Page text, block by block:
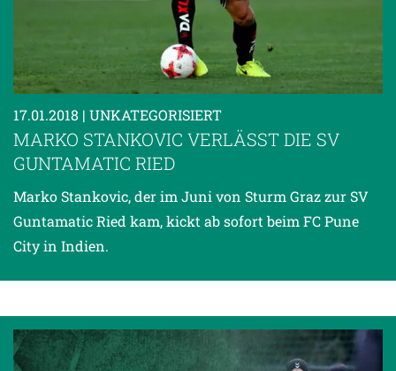
17.01.2018 | UNKATEGORISIERT
MARKO STANKOVIC VERLÄSST DIE SV
GUNTAMATIC RIED
Marko Stankovic, der im Juni von Sturm Graz zur SV
Guntamatic Ried kam, kickt ab sofort beim FC Pune
City in Indien.